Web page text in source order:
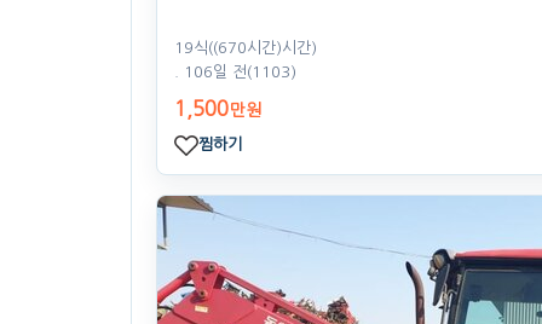
19식((670시간)시간)
. 106일 전(1103)
1,500만원
찜하기